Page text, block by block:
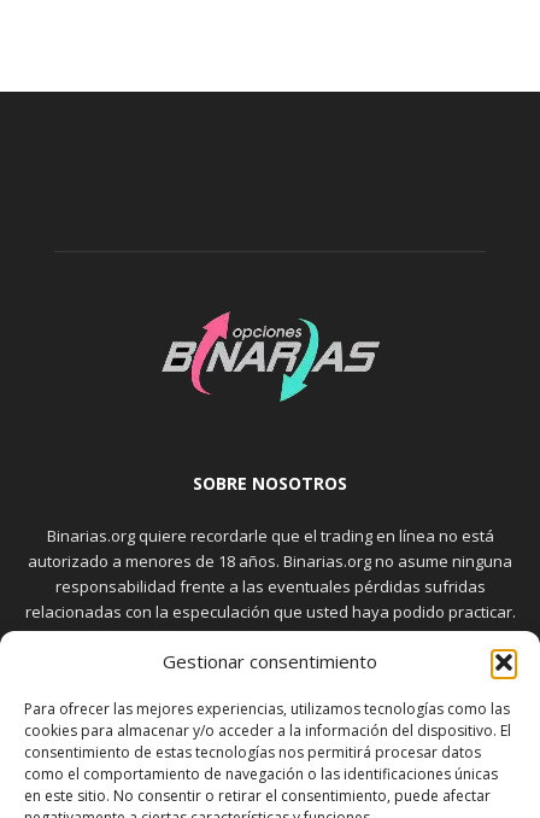
Gestionar consentimiento
Para ofrecer las mejores experiencias, utilizamos tecnologías como las
cookies para almacenar y/o acceder a la información del dispositivo. El
consentimiento de estas tecnologías nos permitirá procesar datos
como el comportamiento de navegación o las identificaciones únicas
en este sitio. No consentir o retirar el consentimiento, puede afectar
SOBRE NOSOTROS
Binarias.org quiere recordarle que el trading en línea no está
autorizado a menores de 18 años. Binarias.org no asume ninguna
responsabilidad frente a las eventuales pérdidas sufridas
relacionadas con la especulación que usted haya podido practicar.
El trading en el mercado de opciones binarias implica riesgos
elevados. Usted debe conocer y aceptar estos riesgos, que
transacciones bursátiles.
SÍGUENOS